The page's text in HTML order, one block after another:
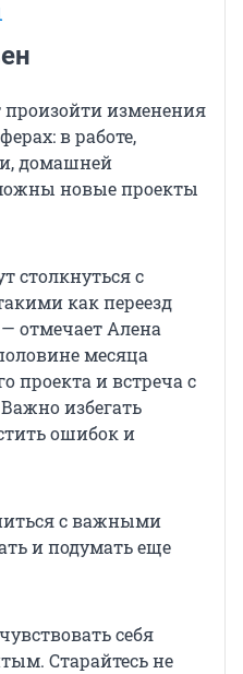
произойти изменения
в работе,
домашней
новые проекты
с
как переезд
отмечает Алена
месяца
проекта и встреча с
избегать
ошибок и
с важными
и подумать еще
себя
Старайтесь не